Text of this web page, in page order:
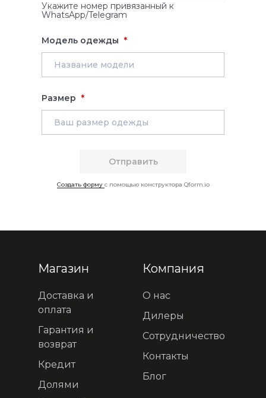
Укажите номер привязанный к
WhatsApp/Telegram
Модель одежды
Размер
Создать форму с помощью конструктора Qform.io
Магазин
Доставка и
оплата
Гарантия и
возврат
Кредит
Долями
Компания
О нас
Дилеры
Сотрудничество
Контакты
Блог